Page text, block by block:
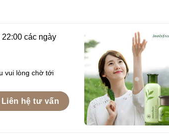
các ngày
vui lòng chờ tới
Liên hệ tư vấn